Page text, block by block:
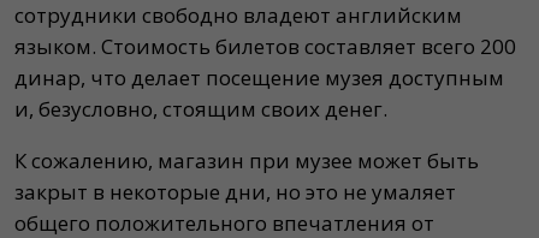
сотрудники свободно владеют английским
языком. Стоимость билетов составляет всего 200
динар, что делает посещение музея доступным
и, безусловно, стоящим своих денег.
К сожалению, магазин при музее может быть
закрыт в некоторые дни, но это не умаляет
общего положительного впечатления от